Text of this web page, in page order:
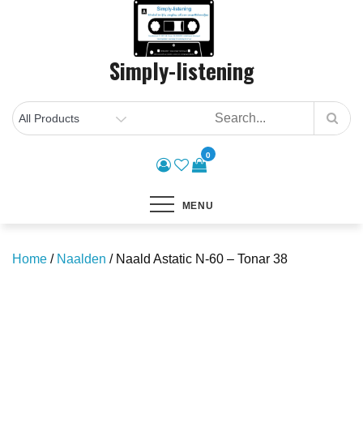
Simply-listening
0
MENU
Home / Naalden / Naald Astatic N-60 – Tonar 38